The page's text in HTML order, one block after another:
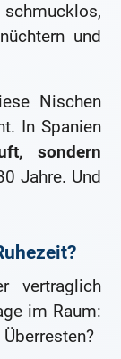
und
Nischen
In Spanien
sondern
Jahre. Und
vertraglich
im Raum: